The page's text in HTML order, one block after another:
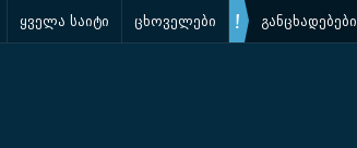
ყველა საიტი ცხოველები განცხადებები